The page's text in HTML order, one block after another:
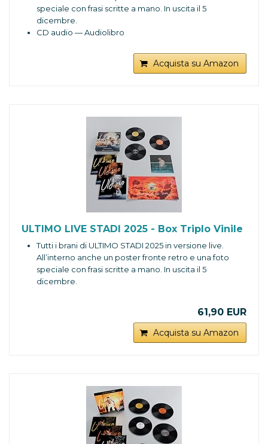
speciale con frasi scritte a mano. In uscita il 5
dicembre.
CD audio — Audiolibro
Acquista su Amazon
ULTIMO LIVE STADI 2025 - Box Triplo Vinile
Tutti i brani di ULTIMO STADI 2025 in versione live.
All’interno anche un poster fronte retro e una foto
speciale con frasi scritte a mano. In uscita il 5
dicembre.
61,90 EUR
Acquista su Amazon